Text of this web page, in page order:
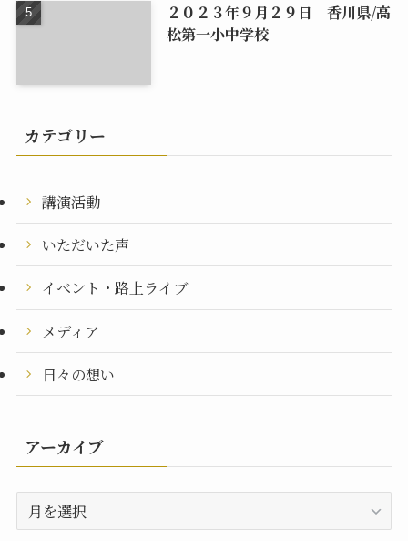
２０２３年９月２９日 香川県/高
松第一小中学校
カテゴリー
講演活動
いただいた声
イベント・路上ライブ
メディア
日々の想い
アーカイブ
ー